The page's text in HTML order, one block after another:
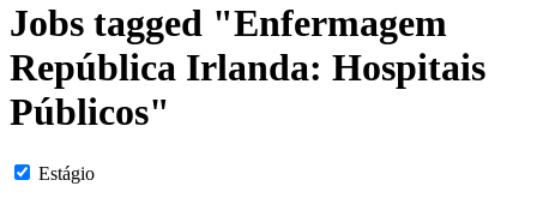
Jobs tagged "Enfermagem
República Irlanda: Hospitais
Públicos"
Estágio